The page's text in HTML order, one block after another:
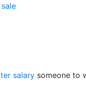
salary someone to